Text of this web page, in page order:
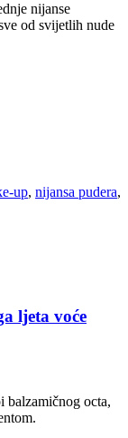
nijanse
od svijetlih nude
up, nijansa pudera,
ljeta voće
balzamičnog octa,